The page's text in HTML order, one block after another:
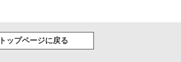
ップページに戻る